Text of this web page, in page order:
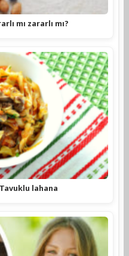
mı zararlı mı?
lahana